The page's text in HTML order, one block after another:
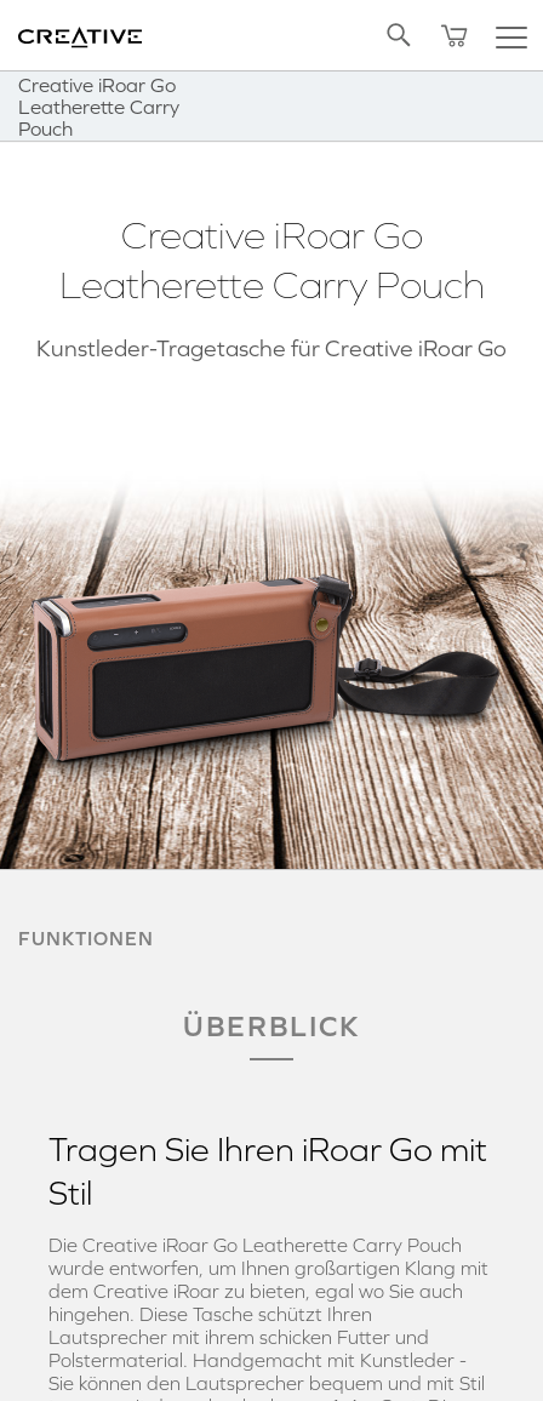
Creative iRoar Go
Leatherette Carry
Pouch
Zurück zum Seitenanfang
Creative iRoar Go
Leatherette Carry Pouch
Kunstleder-Tragetasche für Creative iRoar Go
FUNKTIONEN
ÜBERBLICK
Tragen Sie Ihren iRoar Go mit
Stil
Die Creative iRoar Go Leatherette Carry Pouch
wurde entworfen, um Ihnen großartigen Klang mit
dem Creative iRoar zu bieten, egal wo Sie auch
hingehen. Diese Tasche schützt Ihren
Lautsprecher mit ihrem schicken Futter und
Polstermaterial. Handgemacht mit Kunstleder -
Sie können den Lautsprecher bequem und mit Stil